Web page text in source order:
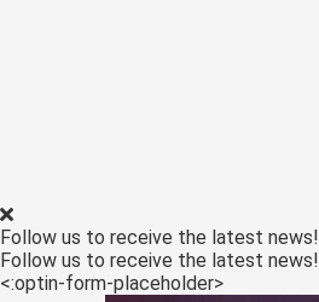
Follow us to receive the latest news!
Follow us to receive the latest news!
<:optin-form-placeholder>